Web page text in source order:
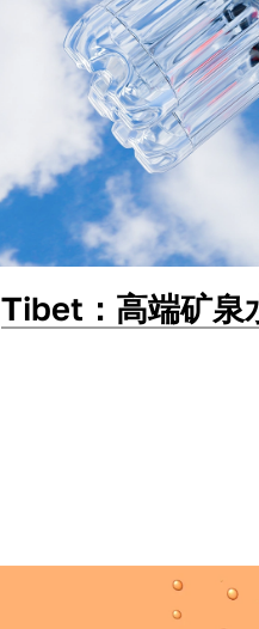
Tibet：高端矿泉